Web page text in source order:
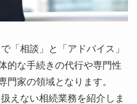
「相談」と「アドバイス」
的な手続きの代行や専門性
門家の領域となります。
えない相続業務を紹介しま